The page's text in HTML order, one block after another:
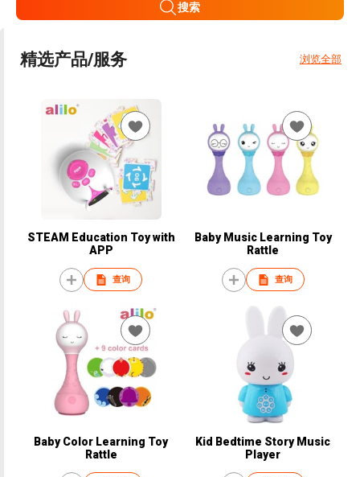
搜索
精选产品/服务 浏览全部
STEAM Education Toy with
APP
查询
Baby Music Learning Toy
Rattle
查询
Baby Color Learning Toy
Rattle
Kid Bedtime Story Music
Player